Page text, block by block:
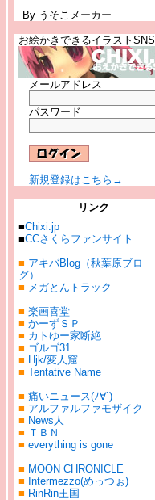
By うそこメーカー
お絵かきできるイラストSNS
メールアドレス
パスワード
新規登録はこちら→
リンク
■Chixi.jp
■CCさくらファンサイト
■ アキバBlog（秋葉原ブロ
グ）
■ メガとんトラック
■ 楽画喜堂
■ かーずＳＰ
■ カトゆー家断絶
■ ゴルゴ31
■ Hjk/変人窟
■ Tentative Name
■ 痛いニュース(ﾉ∀`)
■ アルファルファモザイク
■ News人
■ ＴＢＮ
■ everything is gone
■ MOON CHRONICLE
■ Intermezzo(めっつぉ)
■ RinRin王国